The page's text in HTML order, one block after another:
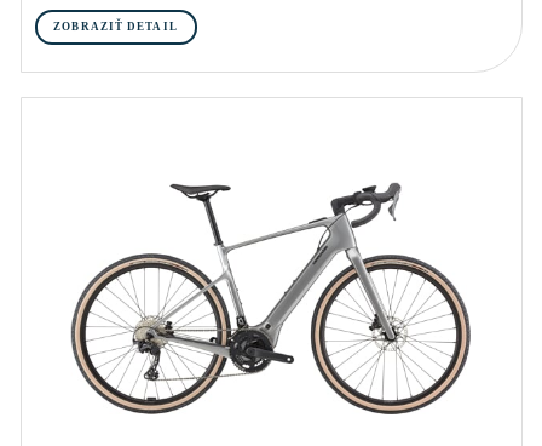
ZOBRAZIŤ DETAIL